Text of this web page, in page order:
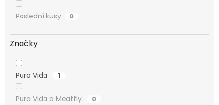
Poslední kusy 0
Značky
Pura Vida 1
Pura Vida a Meatfly 0